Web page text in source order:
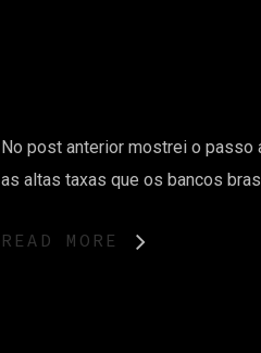
No post anterior mostrei o passo
as altas taxas que os bancos
READ MORE